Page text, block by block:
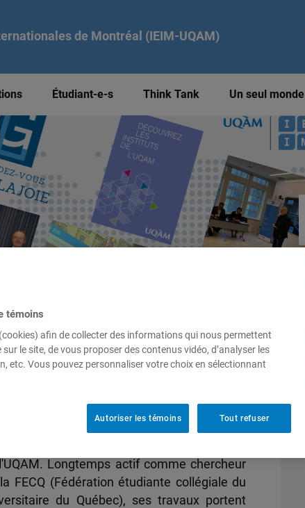
de Montréal (IEIM-UQAM)
Étudiant-e-s Think Tank Un seul monde
l'Université de Montréal et récipiendaire
Viau complète actuellement une maîtrise
Longtemps actif comme chercheur
FECQ (Fédération étudiante collégiale du
du Québec), ses travaux portent
témoins
afin de collecter des informations qui nous permettent
le site, de vous proposer des contenus vidéo, d’analyser les
etc. Vous pouvez personnaliser votre choix en sélectionnant
Tout refuser
Autoriser les témoins